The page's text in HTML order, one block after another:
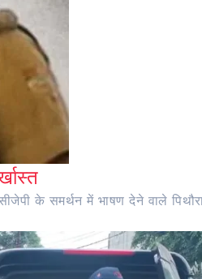
के समर्थन में भाषण देने वाले